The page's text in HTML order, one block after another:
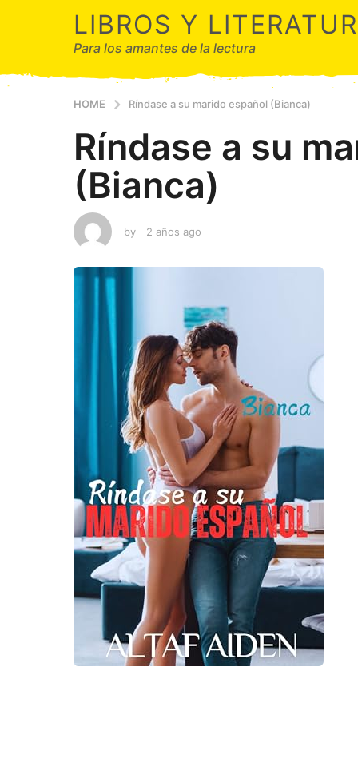
LIBROS Y
Para los amantes de la lectura
HOME Ríndase a su marido español (Bianca)
Ríndase a su
(Bianca)
by 2 años ago
a
g
o